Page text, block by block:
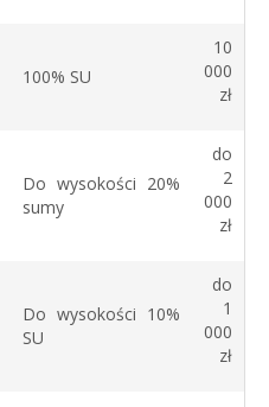
100% SU
10
000
zł
Do wysokości 20%
sumy
do
2
000
zł
Do wysokości 10%
SU
do
1
000
zł